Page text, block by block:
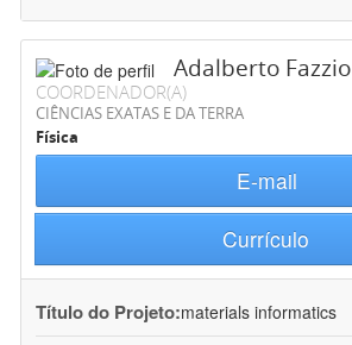
Adalberto Fazzio
COORDENADOR(A)
CIÊNCIAS EXATAS E DA TERRA
Física
E-mail
Currículo
Título do Projeto:materials informatics